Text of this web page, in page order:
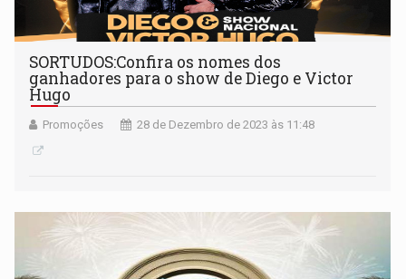
SORTUDOS:Confira os nomes dos
ganhadores para o show de Diego e Victor
Hugo
Promoções 28 de Dezembro de 2023 às 11:48